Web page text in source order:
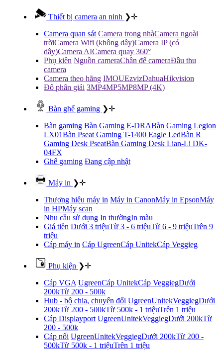
Thiết bị camera an ninh ❯✛
Camera quan sát Camera trong nhàCamera ngoài
trờiCamera Wifi (không dây)Camera IP (có
dây)Camera AICamera quay 360°
Phụ kiên Nguồn cameraChân đế cameraĐầu thu
camera
Camera theo hãng IMOUEzvizDahuaHikvision
Đô phân giải 3MP4MP5MP8MP (4K)
Bàn ghế gaming ❯✛
Bàn gaming Bàn Gaming E-DRABàn Gaming Legion
LX01Bàn Pseat Gaming T-1400 Eagle LedBàn R
Gaming Desk PseatBàn Gaming Desk Lian-Li DK-
04FX
Ghế gaming Đang cập nhật
Máy in ❯✛
Thương hiệu máy in Máy in CanonMáy in EpsonMáy
in HPMáy scan
Nhu cầu sử dụng In thườngIn màu
Giá tiền Dưới 3 triệuTừ 3 - 6 triệuTừ 6 - 9 triệuTrên 9
triệu
Cáp máy in Cáp UgreenCáp UnitekCáp Veggieg
Phụ kiện ❯✛
Cáp VGA UgreenCáp UnitekCáp VeggiegDưới
200kTừ 200 - 500k
Hub - bộ chia, chuyển đổi UgreenUnitekVeggiegDưới
200kTừ 200 - 500kTừ 500k - 1 triệuTrên 1 triệu
Cáp Displayport UgreenUnitekVeggiegDưới 200kTừ
200 - 500k
Cáp nối UgreenUnitekVeggiegDưới 200kTừ 200 -
500kTừ 500k - 1 triệuTrên 1 triệu